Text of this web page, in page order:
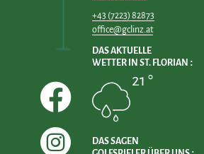
+43 (7223) 82873
office@gclinz.at
DAS AKTUELLE
WETTER IN ST. FLORIAN
21 °
DAS SAGEN